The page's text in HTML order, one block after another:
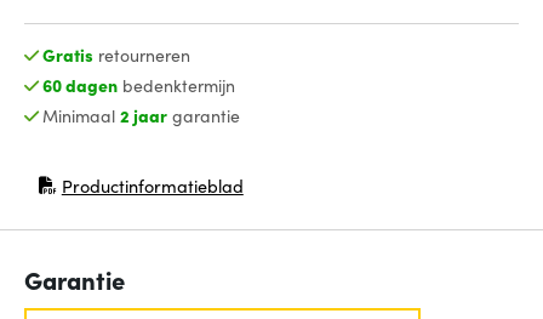
Gratis retourneren
60 dagenbedenktermijn
Minimaal 2 jaargarantie
Productinformatieblad
(opent in nieuw venster)
Garantie